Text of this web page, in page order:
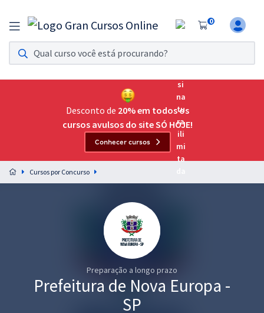
0
Assinatura Ilimitada 11
Acesso a todos os cursos. Teste grátis por 7 dias!
Assinatura OAB Até Passar
Acesso ilimitado a toda preparação para o Exame da
Preparação completa e intensiva para as principais
residências em saúde do Brasil
Desconto de 20% em todos os
cursos avulsos do site SÓ HOJE!
Conhecer cursos
Cursos por Concurso
Preparação a longo prazo
Prefeitura de Nova Europa -
SP